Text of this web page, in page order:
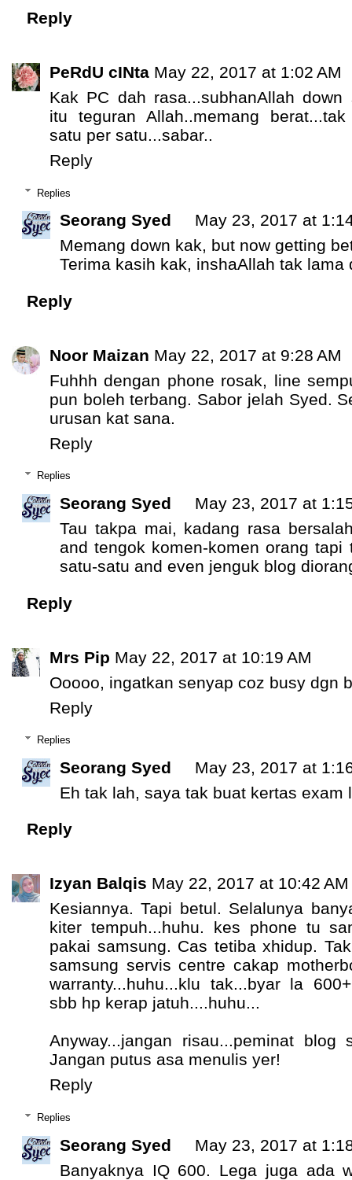
Reply
PeRdU cINta May 22, 2017 at 1:02 AM
Kak PC dah rasa...subhanAllah down
itu teguran Allah..memang berat...tak
satu per satu...sabar..
Reply
Replies
Seorang Syed
May 23, 2017 at
Memang down kak, but now getting
Terima kasih kak, inshaAllah tak lama
Reply
Noor Maizan May 22, 2017 at 9:28 AM
Fuhhh dengan phone rosak, line
pun boleh terbang. Sabor jelah Syed.
urusan kat sana.
Reply
Replies
Seorang Syed
May 23, 2017 at
Tau takpa mai, kadang rasa
and tengok komen-komen orang
satu-satu and even jenguk blog
Reply
Mrs Pip May 22, 2017 at 10:19 AM
Ooooo, ingatkan senyap coz busy dgn
Reply
Replies
Seorang Syed
May 23, 2017 at
Eh tak lah, saya tak buat kertas exam
Reply
Izyan Balqis May 22, 2017 at 10:42 AM
Kesiannya. Tapi betul. Selalunya
kiter tempuh...huhu. kes phone tu
pakai samsung. Cas tetiba xhidup.
samsung servis centre cakap
warranty...huhu...klu tak...byar la
sbb hp kerap jatuh....huhu...
Anyway...jangan risau...peminat
Jangan putus asa menulis yer!
Reply
Replies
Seorang Syed
May 23, 2017 at
Banyaknya IQ 600. Lega juga ada